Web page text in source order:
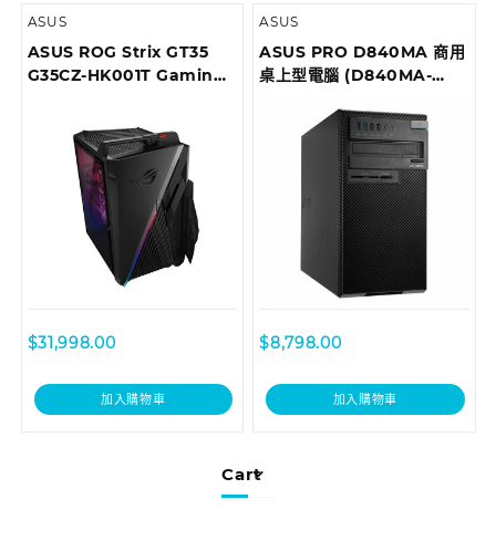
Cart
ASUS
ASUS ROG Strix GT35
G35CZ-HK001T Gaming
$31,998.00
加入購物車
ASUS
ASUS PRO D840MA 商用
桌上型電腦 (D840MA-
$8,798.00
加入購物車